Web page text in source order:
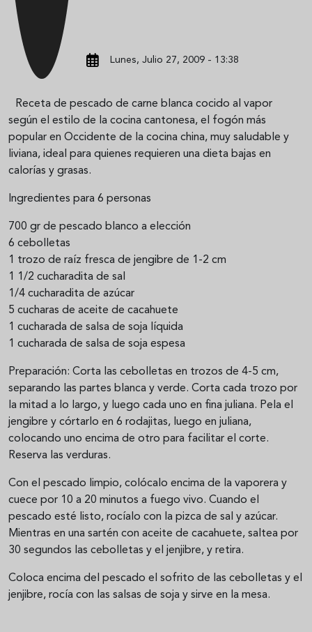
Lunes, Julio 27, 2009 - 13:38
Receta de pescado de carne blanca cocido al vapor
según el estilo de la cocina cantonesa, el fogón más
popular en Occidente de la cocina china, muy saludable y
liviana, ideal para quienes requieren una dieta bajas en
calorías y grasas.
Ingredientes para 6 personas
700 gr de pescado blanco a elección
6 cebolletas
1 trozo de raíz fresca de jengibre de 1-2 cm
1 1/2 cucharadita de sal
1/4 cucharadita de azúcar
5 cucharas de aceite de cacahuete
1 cucharada de salsa de soja líquida
1 cucharada de salsa de soja espesa
Preparación: Corta las cebolletas en trozos de 4-5 cm,
separando las partes blanca y verde. Corta cada trozo por
la mitad a lo largo, y luego cada uno en fina juliana. Pela el
jengibre y córtarlo en 6 rodajitas, luego en juliana,
colocando uno encima de otro para facilitar el corte.
Reserva las verduras.
Con el pescado limpio, colócalo encima de la vaporera y
cuece por 10 a 20 minutos a fuego vivo. Cuando el
pescado esté listo, rocíalo con la pizca de sal y azúcar.
Mientras en una sartén con aceite de cacahuete, saltea por
30 segundos las cebolletas y el jenjibre, y retira.
Coloca encima del pescado el sofrito de las cebolletas y el
jenjibre, rocía con las salsas de soja y sirve en la mesa.